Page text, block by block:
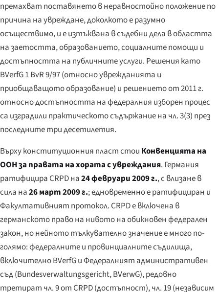
премахват поставянето в неравностойно положение по
причина на увреждане, доколкото е разумно
осъществимо, и е изтъквана в съдебни дела в областта
на заетостта, образованието, социалните помощи и
достъпността на публичните услуги. Решения като
BVerfG 1 BvR 9/97 (относно уврежданията и
приобщаващото образование) и решението от 2011 г.
относно достъпността на федералния изборен процес
са изградили практическото съдържание на чл. 3(3) през
последните три десетилетия.
Върху конституционния пласт стои Конвенцията на
ООН за правата на хората с увреждания. Германия
ратифицира CRPD на24 февруари 2009 г., с влизане в
сила на26 март 2009 г.; едновременно е ратифициран и
Факултативният протокол. CRPD е включена в
германското право на нивото на обикновен федерален
закон, но нейното тълкувателно значение е много по-
голямо: федералните и провинциалните съдилища,
включително BVerfG и Федералният административен
съд (Bundesverwaltungsgericht, BVerwG), редовно
третират чл. 9 от CRPD (достъпност), чл. 19 (независим